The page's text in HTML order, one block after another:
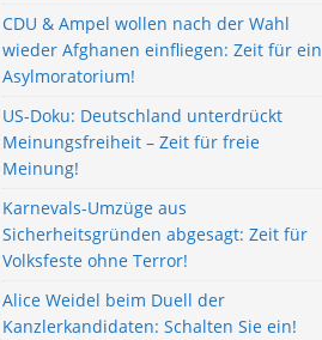
CDU & Ampel wollen nach der Wahl
wieder Afghanen einfliegen: Zeit für ein
Asylmoratorium!
US-Doku: Deutschland unterdrückt
Meinungsfreiheit – Zeit für freie
Meinung!
Karnevals-Umzüge aus
Sicherheitsgründen abgesagt: Zeit für
Volksfeste ohne Terror!
Alice Weidel beim Duell der
Kanzlerkandidaten: Schalten Sie ein!